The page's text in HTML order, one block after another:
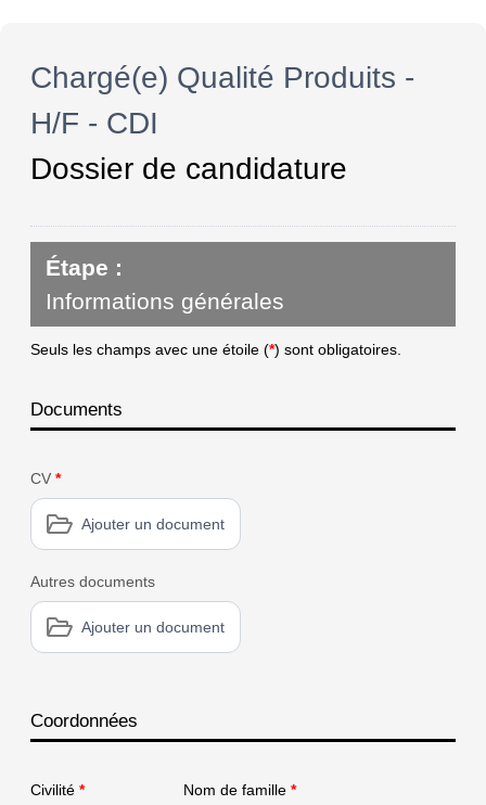
Chargé(e) Qualité Produits -
H/F - CDI
Dossier de candidature
Étape :
Informations générales
Seuls les champs avec une étoile (*) sont obligatoires.
Documents
CV *
Ajouter un document
Autres documents
Ajouter un document
Coordonnées
Civilité * Nom de famille *